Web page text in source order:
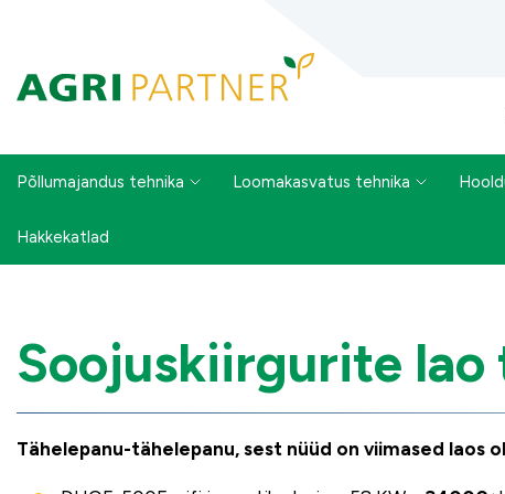
Põllumajandus tehnika Loomakasvatus tehnika
Hakkekatlad
Soojuskiirgurite
Tähelepanu-tähelepanu, sest nüüd on viimased laos